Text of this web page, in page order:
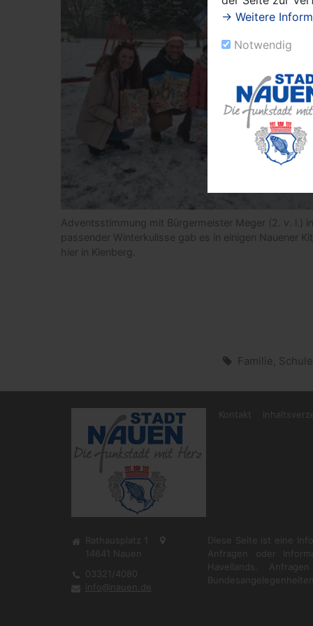
→ Weitere
Notwendig
Adventsstimmung mit Bürgermeister Meger (2. v. l.) in
passender Winterkulisse gab es in einigen Nauener
hier in Kienberg.
Familie,
Kontakt
Rathausplatz 1
14641
Nauen
03321/4080
info@nauen.de
Diese Seite ist eine
Anfragen oder
Havellands.